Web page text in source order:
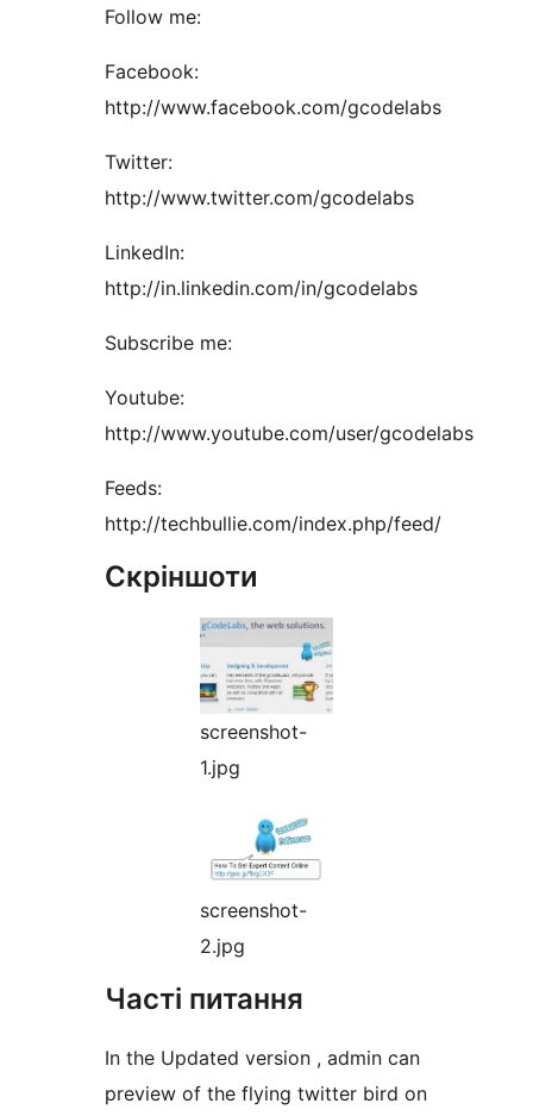
Follow me:
Facebook:
http://www.facebook.com/gcodelabs
Twitter:
http://www.twitter.com/gcodelabs
LinkedIn:
http://in.linkedin.com/in/gcodelabs
Subscribe me:
Youtube:
http://www.youtube.com/user/gcodelabs
Feeds:
http://techbullie.com/index.php/feed/
Скріншоти
screenshot-
1.jpg
screenshot-
2.jpg
Часті питання
In the Updated version , admin can
preview of the flying twitter bird on